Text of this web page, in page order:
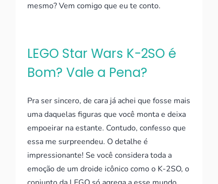
mesmo? Vem comigo que eu te conto.
LEGO Star Wars K-2SO é
Bom? Vale a Pena?
Pra ser sincero, de cara já achei que fosse mais
uma daquelas figuras que você monta e deixa
empoeirar na estante. Contudo, confesso que
essa me surpreendeu. O detalhe é
impressionante! Se você considera toda a
emoção de um droide icônico como o K-2SO, o